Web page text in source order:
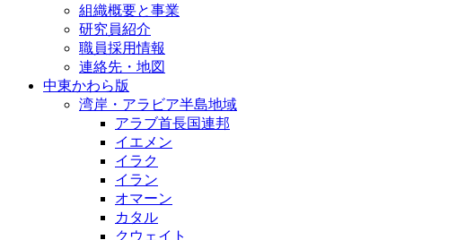
組織概要と事業
研究員紹介
職員採用情報
連絡先・地図
中東かわら版
湾岸・アラビア半島地域
アラブ首長国連邦
イエメン
イラク
イラン
オマーン
カタル
クウェイト